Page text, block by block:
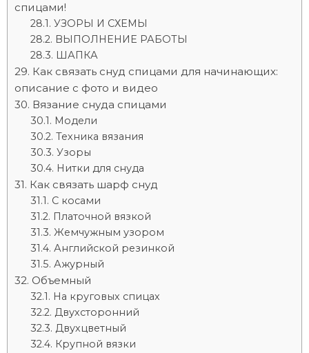
спицами!
УЗОРЫ И СХЕМЫ
ВЫПОЛНЕНИЕ РАБОТЫ
ШАПКА
Как связать снуд спицами для начинающих:
описание с фото и видео
Вязание снуда спицами
Модели
Техника вязания
Узоры
Нитки для снуда
Как связать шарф снуд
С косами
Платочной вязкой
Жемчужным узором
Английской резинкой
Ажурный
Объемный
На круговых спицах
Двухсторонний
Двухцветный
Крупной вязки